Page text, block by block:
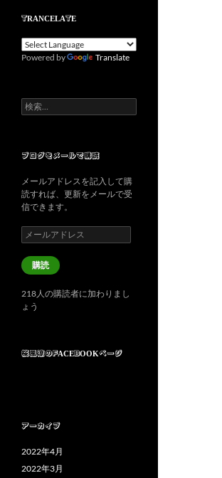
TRANCELATE
Powered by Translate
検
索:
ブログをメールで購読
メールアドレスを記入して購
読すれば、更新をメールで受
信できます。
メ
ー
ル
ア
レ
ス
購読
218人の購読者に加わりまし
ょう
桜風涼のFACEBOOKページ
アーカイブ
2022年4月
2022年3月